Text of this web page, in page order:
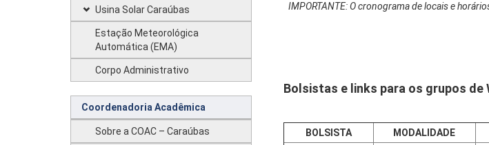
Usina Solar Caraúbas
Estação Meteorológica
Automática (EMA)
Corpo Administrativo
Coordenadoria Acadêmica
Sobre a COAC – Caraúbas
IMPORTANTE: O cronograma de locais e
Bolsistas e links para os grupos de
BOLSISTA MODALIDADE